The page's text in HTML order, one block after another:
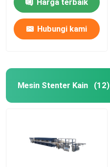
Hubungi kami
Mesin Stenter Kain (12)